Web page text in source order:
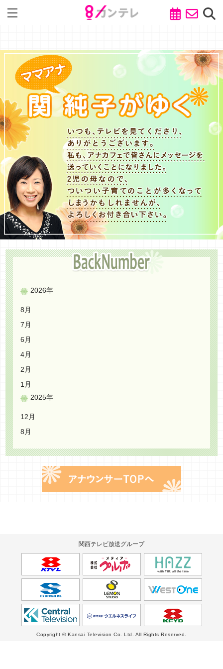
2026年
8月
7月
6月
4月
2月
1月
2025年
12月
8月
関西テレビ放送グループ
Copyright © Kansai Television Co. Ltd. All Rights Reserved.